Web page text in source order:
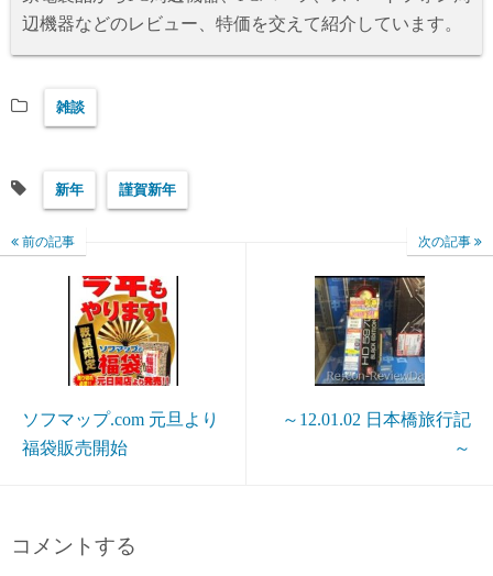
辺機器などのレビュー、特価を交えて紹介しています。
雑談
新年 謹賀新年
前の記事
ソフマップ.com 元旦より
福袋販売開始
次の記事
～12.01.02 日本橋旅行記
～
コメントする